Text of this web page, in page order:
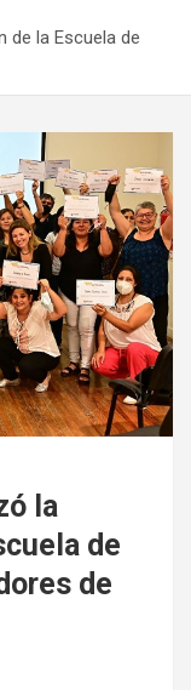
de la Escuela de
la
de
de